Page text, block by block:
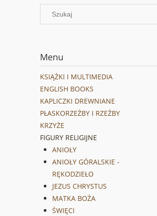
Menu
KSIĄŻKI I MULTIMEDIA
ENGLISH BOOKS
KAPLICZKI DREWNIANE
PŁASKORZEŹBY I RZEŹBY
KRZYŻE
FIGURY RELIGIJNE
ANIOŁY
ANIOŁY GÓRALSKIE -
RĘKODZIEŁO
JEZUS CHRYSTUS
MATKA BOŻA
ŚWIĘCI